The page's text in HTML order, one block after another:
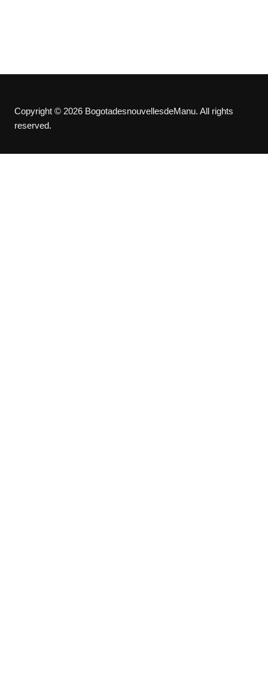
Copyright © 2026 BogotadesnouvellesdeManu. All rights
reserved.